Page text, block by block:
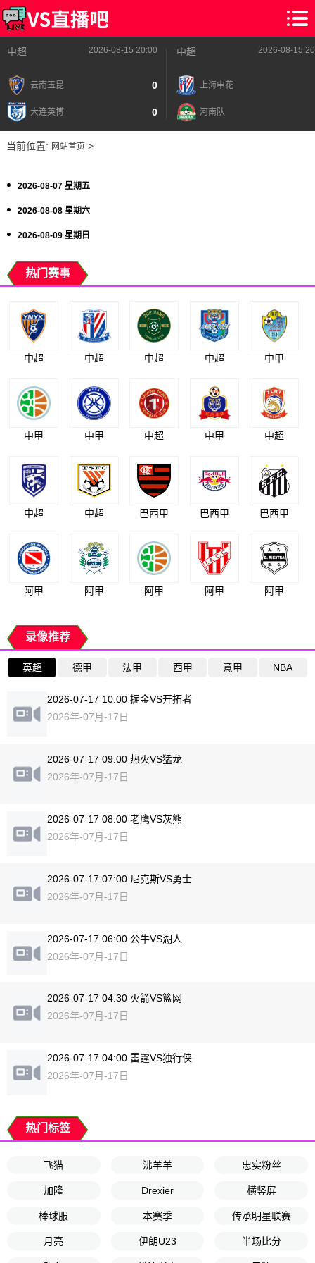
中超 2026-08-15 20:00
云南玉昆 0
大连英博 0
中超 2026-08-15
上海申花
河南队
当前位置: 网站首页>
2026-08-07 星期五
2026-08-08 星期六
2026-08-09 星期日
热门赛事
中超 中超 中超 中超 中甲
中甲 中甲 中超 中甲 中超
中超 中超 巴西甲 巴西甲 巴西甲
阿甲 阿甲 阿甲 阿甲 阿甲
录像推荐
英超 德甲 法甲 西甲 意甲 NBA
2026-07-17 10:00 掘金VS开拓者
2026年-07月-17日
2026-07-17 09:00 热火VS猛龙
2026年-07月-17日
2026-07-17 08:00 老鹰VS灰熊
2026年-07月-17日
2026-07-17 07:00 尼克斯VS勇士
2026年-07月-17日
2026-07-17 06:00 公牛VS湖人
2026年-07月-17日
2026-07-17 04:30 火箭VS篮网
2026年-07月-17日
2026-07-17 04:00 雷霆VS独行侠
2026年-07月-17日
热门标签
飞猫 沸羊羊 忠实粉丝
加隆 Drexier 横竖屏
棒球服 本赛季 传承明星联赛
月亮 伊朗U23 半场比分